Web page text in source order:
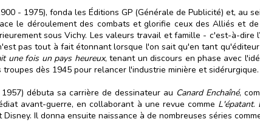
- 1975), fonda les Éditions GP (Générale de Publicité) et, au
le déroulement des combats et glorifie ceux des Alliés et
sous Vichy. Les valeurs travail et famille - c'est-à-
pas tout à fait étonnant lorsque l'on sait qu'en tant
une fois un pays heureux, tenant un discours en phase avec
dès 1945 pour relancer l'industrie minière et sidérurgique.
débuta sa carrière de dessinateur au Canard Enchaîné,
avant-guerre, en collaborant à une revue comme L'épatant.
Il donna ensuite naissance à de nombreuses séries